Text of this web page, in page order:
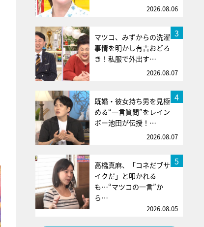
2026.08.06
3
マツコ、みずからの洗濯
事情を明かし有吉おどろ
き！私服で外出す…
2026.08.07
4
既婚・彼女持ち男を見極
める“一言質問”をレイン
ボー池田が伝授！…
2026.08.07
5
高橋真麻、「コネだブサ
イクだ」と叩かれる
も…“マツコの一言”か
ら…
2026.08.05